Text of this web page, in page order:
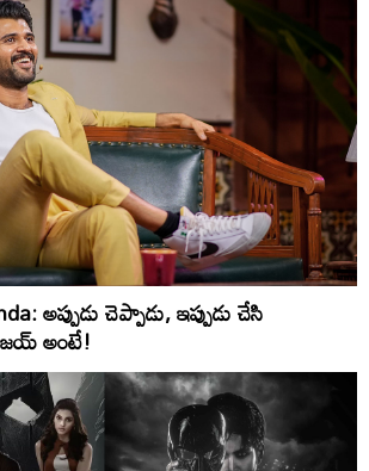
అప్పుడు చెప్పాడు, ఇప్పుడు చేసి
అంటే!